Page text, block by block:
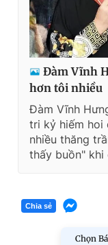
Đàm Vĩnh
hơn tôi nhiều
Đàm Vĩnh
tri kỷ hiếm hoi
nhiều thăng
thấy buồn" khi
Chia sẻ
Chọn